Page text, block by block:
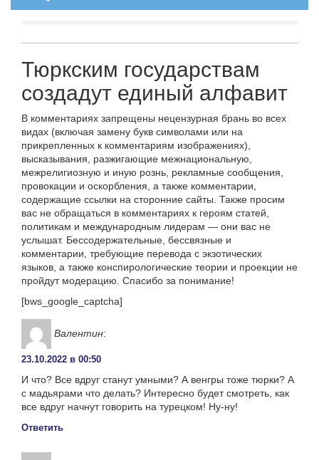
Тюркским государствам
создадут единый алфавит
В комментариях запрещены нецензурная брань во всех
видах (включая замену букв символами или на
прикрепленных к комментариям изображениях),
высказывания, разжигающие межнациональную,
межрелигиозную и иную рознь, рекламные сообщения,
провокации и оскорбления, а также комментарии,
содержащие ссылки на сторонние сайты. Также просим
вас не обращаться в комментариях к героям статей,
политикам и международным лидерам — они вас не
услышат. Бессодержательные, бессвязные и
комментарии, требующие перевода с экзотических
языков, а также конспирологические теории и проекции не
пройдут модерацию. Спасибо за понимание!
[bws_google_captcha]
Валентин:
23.10.2022 в 00:50
И что? Все вдруг станут умными? А венгры тоже тюрки? А
с мадьярами что делать? Интересно будет смотреть, как
все вдруг начнут говорить на турецком! Ну-ну!
Ответить